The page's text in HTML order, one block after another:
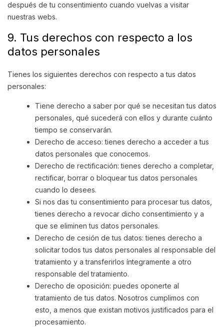
después de tu consentimiento cuando vuelvas a visitar
nuestras webs.
9. Tus derechos con respecto a los
datos personales
Tienes los siguientes derechos con respecto a tus datos
personales:
Tiene derecho a saber por qué se necesitan tus datos
personales, qué sucederá con ellos y durante cuánto
tiempo se conservarán.
Derecho de acceso: tienes derecho a acceder a tus
datos personales que conocemos.
Derecho de rectificación: tienes derecho a completar,
rectificar, borrar o bloquear tus datos personales
cuando lo desees.
Si nos das tu consentimiento para procesar tus datos,
tienes derecho a revocar dicho consentimiento y a
que se eliminen tus datos personales.
Derecho de cesión de tus datos: tienes derecho a
solicitar todos tus datos personales al responsable del
tratamiento y a transferirlos íntegramente a otro
responsable del tratamiento.
Derecho de oposición: puedes oponerte al
tratamiento de tus datos. Nosotros cumplimos con
esto, a menos que existan motivos justificados para el
procesamiento.